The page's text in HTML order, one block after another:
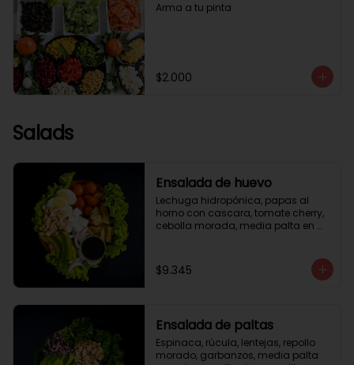
Arma a tu pinta
$2.000
Salads
Ensalada de huevo
Lechuga hidropónica, papas al
horno con cascara, tomate cherry,
cebolla morada, media palta en
balsámica.
$9.345
Ensalada de paltas
Espinaca, rúcula, lentejas, repollo
morado, garbanzos, media palta